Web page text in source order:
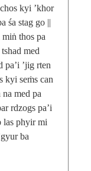
kyi ’khor
śa stag go ||
miṅ thos pa
med
pa’i ’jig rten
kyi seṁs can
na med pa
rdzogs pa’i
las phyir mi
ba